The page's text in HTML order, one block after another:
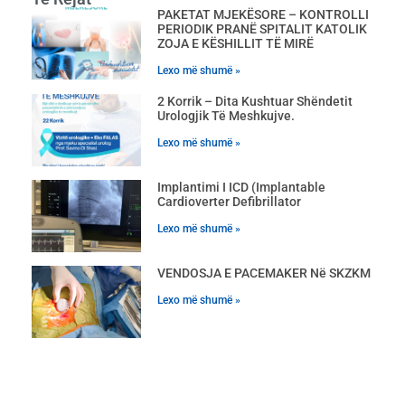
PAKETAT MJEKËSORE – KONTROLLI
PERIODIK PRANË SPITALIT KATOLIK
ZOJA E KËSHILLIT TË MIRË
Lexo më shumë »
2 Korrik – Dita Kushtuar Shëndetit
Urologjik Të Meshkujve.
Lexo më shumë »
Implantimi I ICD (Implantable
Cardioverter Defibrillator
Lexo më shumë »
VENDOSJA E PACEMAKER Në SKZKM
Lexo më shumë »